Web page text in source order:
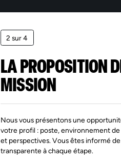
2 sur 4
LA PROPOSITION
MISSION
Nous vous présentons une
votre profil : poste, environnement
et perspectives. Vous êtes informé
transparente à chaque étape.